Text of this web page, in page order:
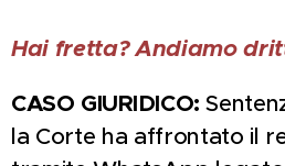
Hai fretta? Andiamo
CASO GIURIDICO:
la Corte ha affrontato il